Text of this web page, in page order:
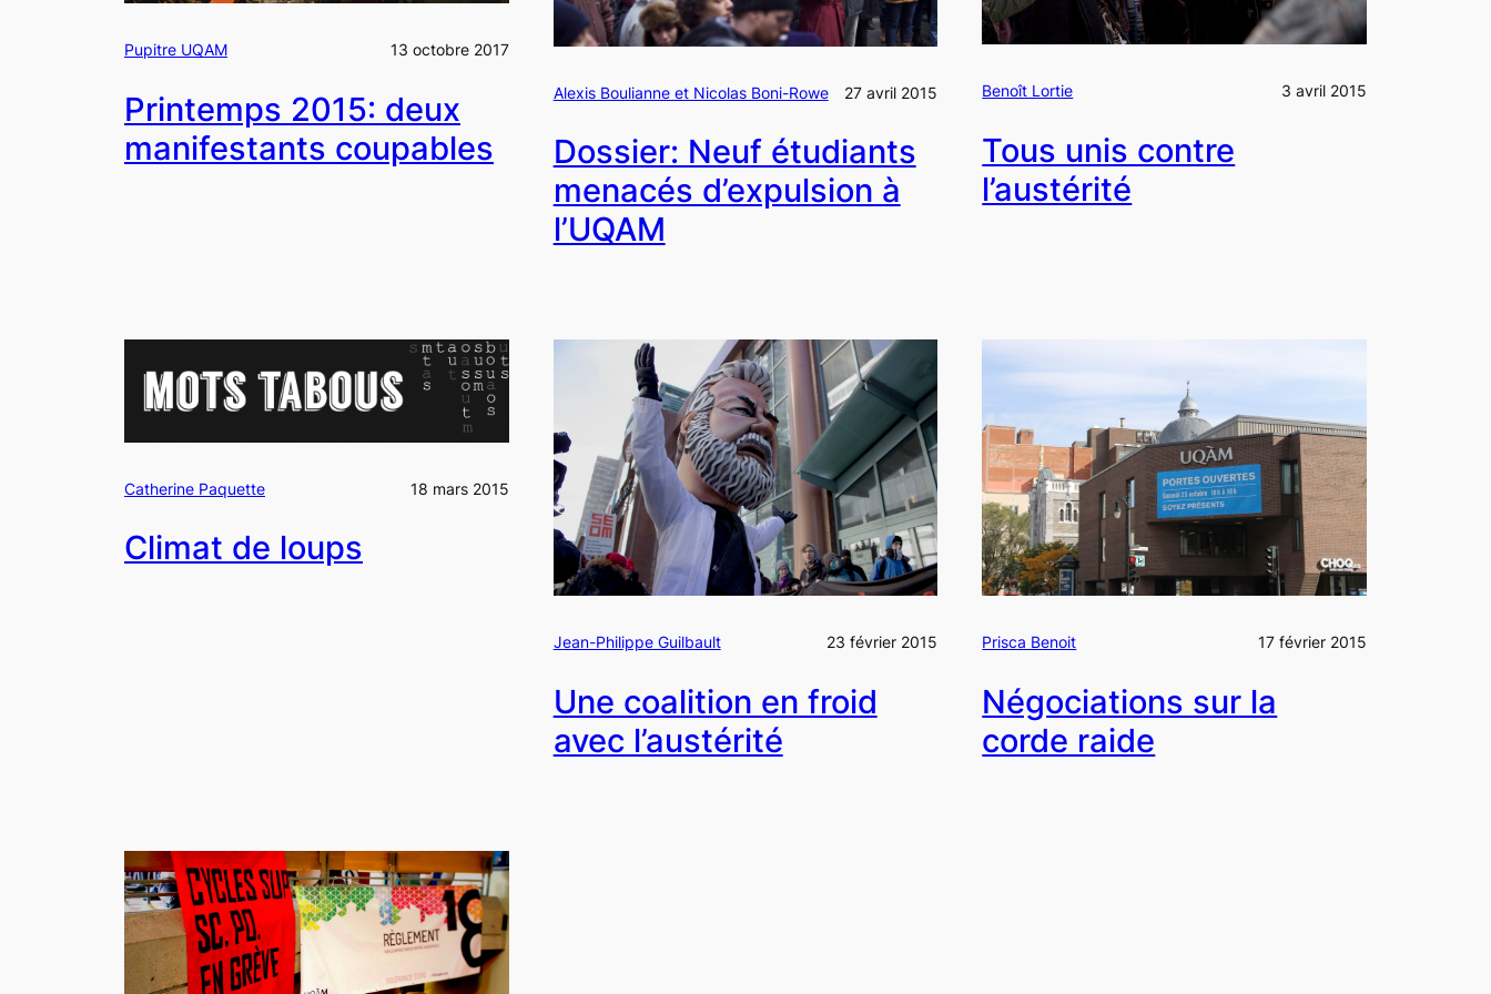
Pupitre UQAM 13 octobre 2017
Printemps 2015: deux
manifestants coupables
Alexis Boulianne et Nicolas Boni-Rowe 27 avril 2015
Dossier: Neuf étudiants
menacés d’expulsion à
l’UQAM
Benoît Lortie 3 avril 2015
Tous unis contre
l’austérité
Catherine Paquette 18 mars 2015
Climat de loups
Jean-Philippe Guilbault 23 février 2015
Une coalition en froid
avec l’austérité
Prisca Benoit 17 février 2015
Négociations sur la
corde raide